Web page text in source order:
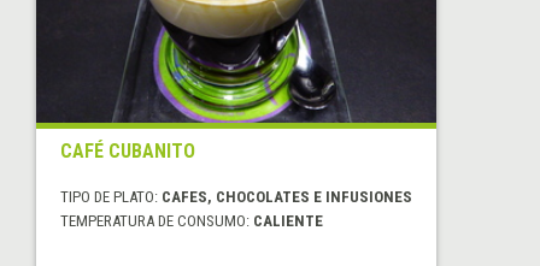
CAFÉ CUBANITO
TIPO DE PLATO: CAFES, CHOCOLATES E INFUSIONES
TEMPERATURA DE CONSUMO: CALIENTE